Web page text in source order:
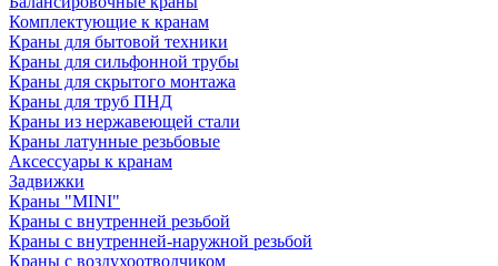
Комплектующие к кранам
Краны для бытовой техники
Краны для сильфонной трубы
Краны для скрытого монтажа
Краны для труб ПНД
Краны из нержавеющей стали
Краны латунные резьбовые
Аксессуары к кранам
Задвижки
Краны "MINI"
Краны с внутренней резьбой
Краны с внутренней-наружной резьбой
Краны с воздухоотводчиком